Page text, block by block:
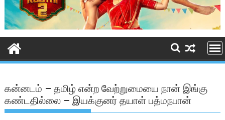
கன்னடம் – தமிழ் என்ற வேற்றுமையை நான் இங்கு
கண்டதில்லை – இயக்குனர் தயாள் பத்மநபான்